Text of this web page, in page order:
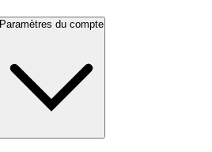
Paramètres du compte